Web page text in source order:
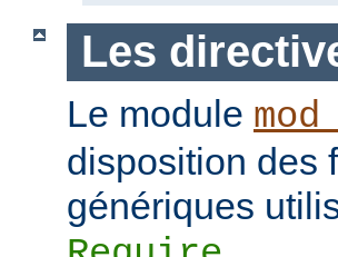
Les
Le module
disposition des
génériques